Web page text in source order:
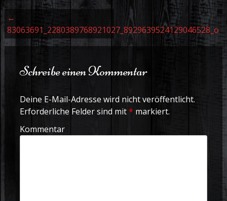
Beitrags Navigation
←
83063691_2280389768921027_8929639524129046528_o
Schreibe einen Kommentar
Deine E-Mail-Adresse wird nicht veröffentlicht.
Erforderliche Felder sind mit* markiert.
Kommentar